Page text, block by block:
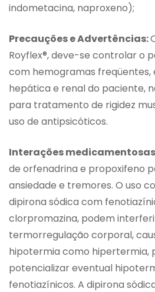
indometacina, naproxeno);
Precauções e Advertências:
Royflex®, deve-se controlar o
com hemogramas freqüentes,
hepática e renal do paciente,
para tratamento de rigidez
uso de antipsicóticos.
Interações
de orfenadrina e propoxifeno
ansiedade e tremores. O uso
dipirona sódica com
clorpromazina, podem
termorregulação corporal,
hipotermia como hipertermia,
potencializar eventual
fenotiazínicos. A dipirona